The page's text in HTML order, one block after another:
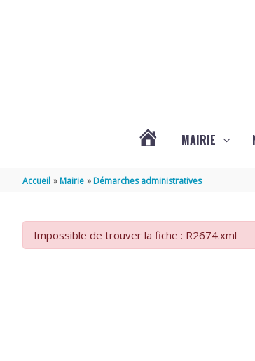
MARSILLY
MAIRIE
Accueil Mairie Démarches administratives
Impossible de trouver la fiche : R2674.xml